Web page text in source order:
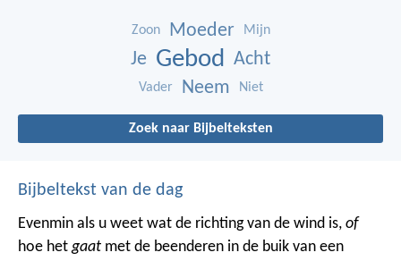
Zoon Moeder Mijn
Je Gebod Acht
Vader Neem Niet
Zoek naar Bijbelteksten
Bijbeltekst van de dag
Evenmin als u weet wat de richting van de wind is, of
hoe hetgaat met de beenderen in de buik van een